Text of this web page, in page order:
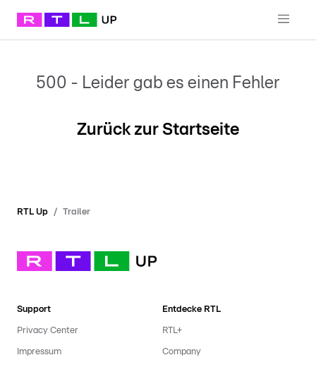
500 - Leider gab es einen Fehler
Zurück zur Startseite
RTL Up Trailer
Support
Privacy Center
Impressum
Entdecke RTL
RTL+
Company